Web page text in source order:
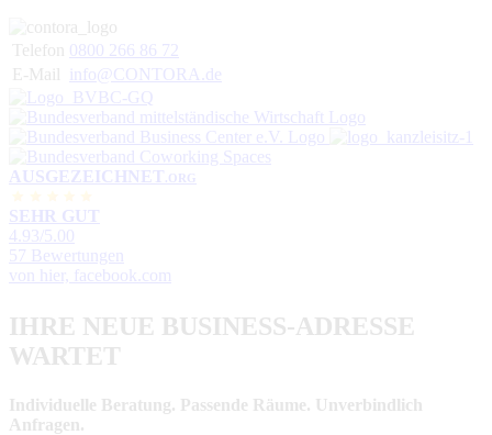
Telefon
0800 266 86 72
E-Mail
info@CONTORA.de
AUSGEZEICHNET .ORG
SEHR GUT
4.93 /5.00
57 Bewertungen
von hier, facebook.com
IHRE NEUE BUSINESS-ADRESSE
WARTET
Individuelle Beratung. Passende Räume. Unverbindlich
Anfragen.